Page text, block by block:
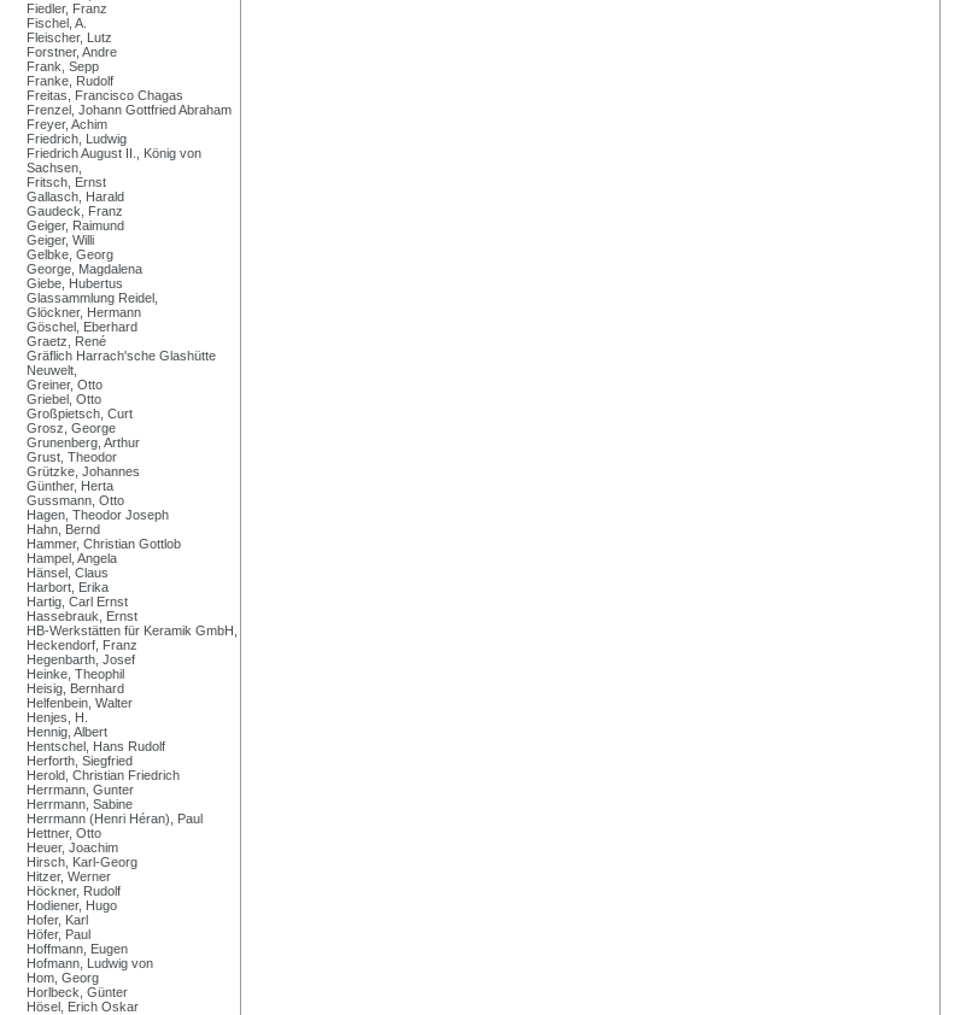
Fiedler, Franz
Fischel, A.
Fleischer, Lutz
Forstner, Andre
Frank, Sepp
Franke, Rudolf
Freitas, Francisco Chagas
Frenzel, Johann Gottfried Abraham
Freyer, Achim
Friedrich, Ludwig
Friedrich August II., König von
Sachsen,
Fritsch, Ernst
Gallasch, Harald
Gaudeck, Franz
Geiger, Raimund
Geiger, Willi
Gelbke, Georg
George, Magdalena
Giebe, Hubertus
Glassammlung Reidel,
Glöckner, Hermann
Göschel, Eberhard
Graetz, René
Gräflich Harrach'sche Glashütte
Neuwelt,
Greiner, Otto
Griebel, Otto
Großpietsch, Curt
Grosz, George
Grunenberg, Arthur
Grust, Theodor
Grützke, Johannes
Günther, Herta
Gussmann, Otto
Hagen, Theodor Joseph
Hahn, Bernd
Hammer, Christian Gottlob
Hampel, Angela
Hänsel, Claus
Harbort, Erika
Hartig, Carl Ernst
Hassebrauk, Ernst
HB-Werkstätten für Keramik GmbH,
Heckendorf, Franz
Hegenbarth, Josef
Heinke, Theophil
Heisig, Bernhard
Helfenbein, Walter
Henjes, H.
Hennig, Albert
Hentschel, Hans Rudolf
Herforth, Siegfried
Herold, Christian Friedrich
Herrmann, Gunter
Herrmann, Sabine
Herrmann (Henri Héran), Paul
Hettner, Otto
Heuer, Joachim
Hirsch, Karl-Georg
Hitzer, Werner
Höckner, Rudolf
Hodiener, Hugo
Hofer, Karl
Höfer, Paul
Hoffmann, Eugen
Hofmann, Ludwig von
Hom, Georg
Horlbeck, Günter
Hösel, Erich Oskar